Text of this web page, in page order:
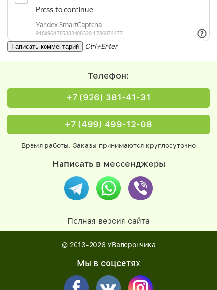
Ctrl+Enter
Телефон:
+7 (926) 381-41-31
+7 (499) 499-12-08
Время работы: Заказы принимаются круглосуточно
Написать в мессенджеры
Полная версия сайта
© 2013-2026 УВалерончика
Мы в соцсетях